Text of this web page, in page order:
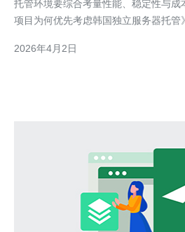
托管环境要综合考量性能、稳定性与
项目为何优先考虑韩国独立服务器托管
好、最稳定以及相对最便宜的解决方
托管中作出明智选择。 韩国独立服务器的网络与延迟优势 韩国独
2026年4月2日